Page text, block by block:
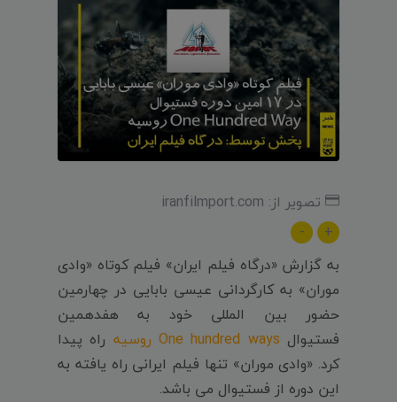
تصویر از: iranfilmport.com
+
-
به گزارش «درگاه فیلم ایران» فیلم کوتاه «وادی
موران» به کارگردانی عیسی بابایی در چهارمین
حضور بین المللی خود به هفدهمین
فستیوال One hundred ways روسیه
راه پیدا
کرد. «وادی موران» تنها فیلم ایرانی راه یافته به
این دوره از فستیوال می باشد.